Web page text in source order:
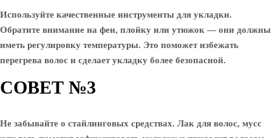
Используйте качественные инструменты для укладки.
Обратите внимание на фен, плойку или утюжок — они должны
иметь регулировку температуры. Это поможет избежать
перегрева волос и сделает укладку более безопасной.
СОВЕТ №3
Не забывайте о стайлинговых средствах. Лак для волос, мусс